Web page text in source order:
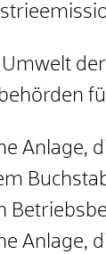
Anlage,
Anlage,